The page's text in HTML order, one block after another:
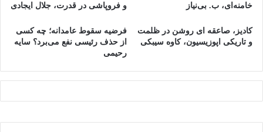
خامنه‌ای، ب. بی‌نیاز
و فروپاشی در قدرت، جلال ایجادی
کادیز، صاعقه ای روشن در ظلمت
و تاریکی اپوزیسیون، کاوه سیبکی
فرضیه سقوط عامدانه؛ چه کسی
از حذف رئیسی نفع می‌برد؟ سایه
رحیمی